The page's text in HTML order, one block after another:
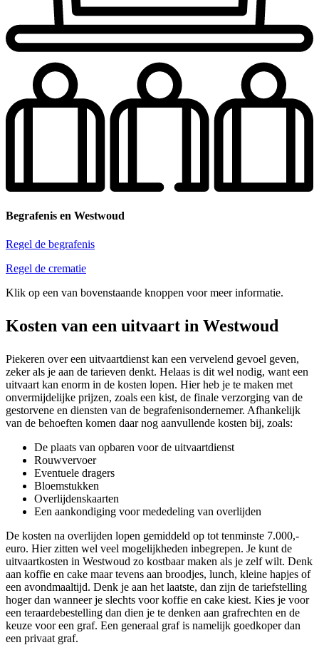
Begrafenis en Westwoud
Regel de begrafenis
Regel de crematie
Klik op een van bovenstaande knoppen voor meer informatie.
Kosten van een uitvaart in Westwoud
Piekeren over een uitvaartdienst kan een vervelend gevoel geven,
zeker als je aan de tarieven denkt. Helaas is dit wel nodig, want een
uitvaart kan enorm in de kosten lopen. Hier heb je te maken met
onvermijdelijke prijzen, zoals een kist, de finale verzorging van de
gestorvene en diensten van de begrafenisondernemer. Afhankelijk
van de behoeften komen daar nog aanvullende kosten bij, zoals:
De plaats van opbaren voor de uitvaartdienst
Rouwvervoer
Eventuele dragers
Bloemstukken
Overlijdenskaarten
Een aankondiging voor mededeling van overlijden
De kosten na overlijden lopen gemiddeld op tot tenminste 7.000,-
euro. Hier zitten wel veel mogelijkheden inbegrepen. Je kunt de
uitvaartkosten in Westwoud zo kostbaar maken als je zelf wilt. Denk
aan koffie en cake maar tevens aan broodjes, lunch, kleine hapjes of
een avondmaaltijd. Denk je aan het laatste, dan zijn de tariefstelling
hoger dan wanneer je slechts voor koffie en cake kiest. Kies je voor
een teraardebestelling dan dien je te denken aan grafrechten en de
keuze voor een graf. Een generaal graf is namelijk goedkoper dan
een privaat graf.